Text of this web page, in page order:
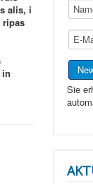
alis, i
ripas
Sie